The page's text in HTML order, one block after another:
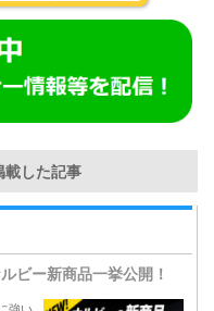
載した記事
ビー新商品一挙公開！
強い